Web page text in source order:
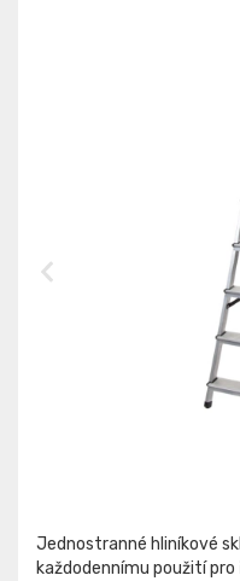
Jednostranné hliníkové
každodennímu použití